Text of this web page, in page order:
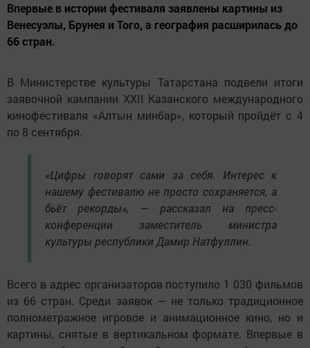
Впервые в истории фестиваля заявлены картины из
Венесуэлы, Брунея и Того, а география расширилась до
66 стран.
В Министерстве культуры Татарстана подвели итоги
заявочной кампании XXII Казанского международного
кинофестиваля «Алтын минбар», который пройдёт с 4
по 8 сентября.
«Цифры говорят сами за себя. Интерес к
нашему фестивалю не просто сохраняется, а
бьёт рекорды», — рассказал на пресс-
конференции заместитель министра
культуры республики Дамир Натфуллин.
Всего в адрес организаторов поступило 1 030 фильмов
из 66 стран. Среди заявок — не только традиционное
полнометражное игровое и анимационное кино, но и
картины, снятые в вертикальном формате. Впервые в